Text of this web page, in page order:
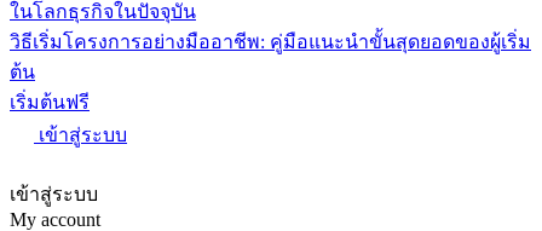
ในโลกธุรกิจในปัจจุบัน
วิธีเริ่มโครงการอย่างมืออาชีพ: คู่มือแนะนำขั้นสุดยอดของผู้เริ่ม
ต้น
เริ่มต้นฟรี
เข้าสู่ระบบ
เข้าสู่ระบบ
My account